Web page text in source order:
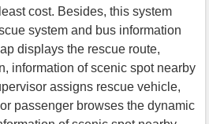
cost. Besides, this system
system and bus information
displays the rescue route,
information of scenic spot nearby
assigns rescue vehicle,
passenger browses the dynamic